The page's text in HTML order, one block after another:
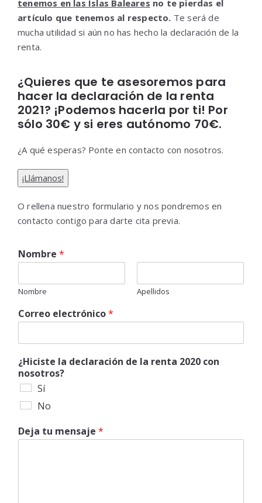
tenemos en las Islas Baleares no te pierdas el
artículo que tenemos al respecto. Te será de
mucha utilidad si aún no has hecho la declaración de la
renta.
¿Quieres que te asesoremos para
hacer la declaración de la renta
2021? ¡Podemos hacerla por ti! Por
sólo 30€ y si eres autónomo 70€.
¿A qué esperas? Ponte en contacto con nosotros.
¡Llámanos!
O rellena nuestro formulario y nos pondremos en
contacto contigo para darte cita previa.
Nombre *
Nombre Apellidos
Correo electrónico*
¿Hiciste la declaración de la renta 2020 con
nosotros?
Sí
No
Deja tu mensaje *